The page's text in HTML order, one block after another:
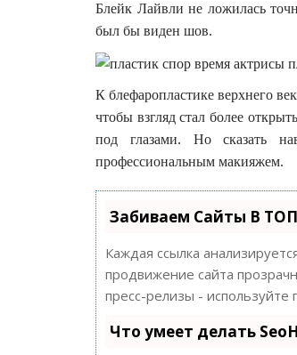
Блейк Лайвли не ложилась
был бы виден шов.
К блефаропластике верхнего
чтобы взгляд стал более
под глазами. Но сказать
профессиональным макияжем.
Забиваем Сайты В
Каждая ссылка
продвижение сайта
пресс-релизы -
Что умеет делать